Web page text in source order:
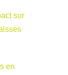
sur
en